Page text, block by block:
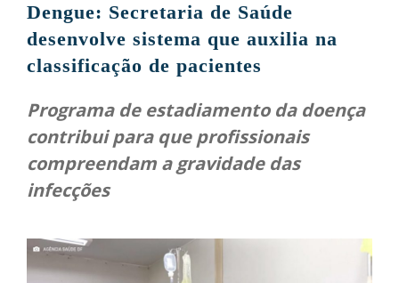
Dengue: Secretaria de Saúde
desenvolve sistema que auxilia na
classificação de pacientes
Programa de estadiamento da doença
contribui para que profissionais
compreendam a gravidade das
infecções